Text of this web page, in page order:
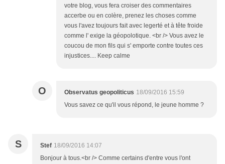
votre blog, vous fera croiser des commentaires
accerbe ou en colère, prenez les choses comme
vous l'avez toujours fait avec legerté et à tête froide
comme l' exige la géopolotique. <br /> Vous avez le
coucou de mon fils qui s' emporte contre toutes ces
injustices.... Keep calme
O Observatus geopoliticus 18/09/2016 15:59
Vous savez ce qu'il vous répond, le jeune homme ?
S Stef 18/09/2016 14:07
Bonjour à tous.<br /> Comme certains d'entre vous l'ont